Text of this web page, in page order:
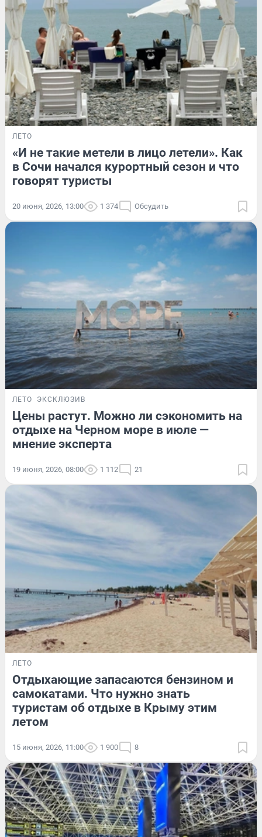
ЛЕТО
«И не такие метели в лицо летели». Как
в Сочи начался курортный сезон и что
говорят туристы
20 июня, 2026, 13:00 1 374 Обсудить
ЛЕТО ЭКСКЛЮЗИВ
Цены растут. Можно ли сэкономить на
отдыхе на Черном море в июле —
мнение эксперта
19 июня, 2026, 08:00 1 112 21
ЛЕТО
Отдыхающие запасаются бензином и
самокатами. Что нужно знать
туристам об отдыхе в Крыму этим
летом
15 июня, 2026, 11:00 1 900 8